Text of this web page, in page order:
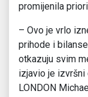
promijenila
– Ovo je vrlo
prihode i
otkazuju svim
izjavio je izvršni
LONDON